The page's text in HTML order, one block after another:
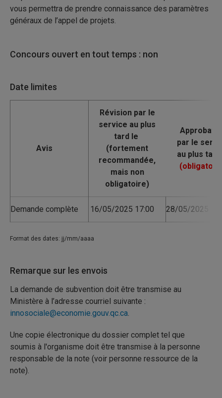
vous permettra de prendre connaissance des paramètres
généraux de l’appel de projets.
Concours ouvert en tout temps : non
Date limites
Avis
Demande complète 16/05/2025 17:00 28/05/2025
Format des dates: jj/mm/aaaa
Remarque sur les envois
La demande de subvention doit être transmise au
Ministère à l’adresse courriel suivante :
innosociale@economie.gouv.qc.ca.
Une copie électronique du dossier complet tel que
soumis à l'organisme doit être transmise à la personne
responsable de la note (voir personne ressource de la
note).